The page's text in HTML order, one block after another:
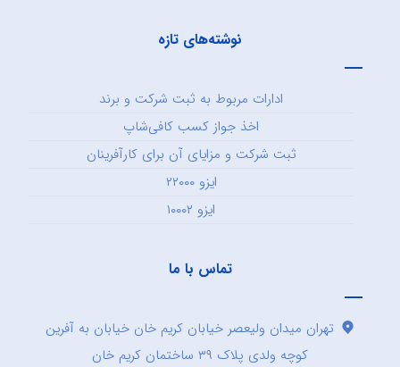
نوشته‌های تازه
ادارات مربوط به ثبت شرکت و برند
اخذ جواز کسب کافی‌شاپ
ثبت شرکت و مزایای آن برای کارآفرینان
ایزو ۲۲۰۰۰
ایزو ۱۰۰۰۲
تماس با ما
تهران میدان ولیعصر خیابان کریم خان خیابان به آفرین
کوچه ولدی پلاک ۳۹ ساختمان کریم خان